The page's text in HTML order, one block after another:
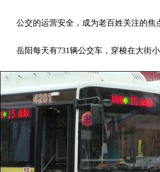
公交的运营安全，成为老百姓关注的焦
岳阳每天有731辆公交车，穿梭在大街小